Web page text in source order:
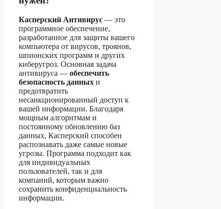
Касперский Антивирус — это
программное обеспечение,
разработанное для защиты вашего
компьютера от вирусов, троянов,
шпионских программ и других
киберугроз. Основная задача
антивируса — обеспечить
безопасность данных и
предотвратить
несанкционированный доступ к
вашей информации. Благодаря
мощным алгоритмам и
постоянному обновлению баз
данных, Касперский способен
распознавать даже самые новые
угрозы. Программа подходит как
для индивидуальных
пользователей, так и для
компаний, которым важно
сохранить конфиденциальность
информации.